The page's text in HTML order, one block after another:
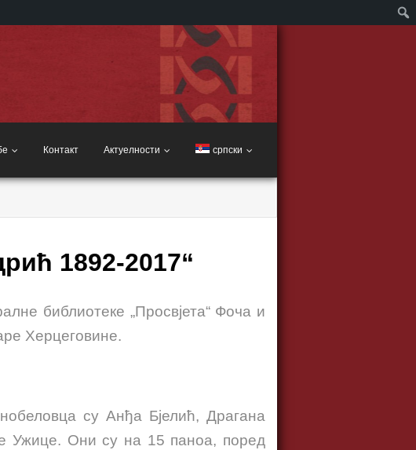
Контакт Актуелности српски
1892-2017“
библиотеке „Просвјета“ Фоча и
Херцеговине.
су Анђа Бјелић, Драгана
Ужице. Они су на 15 паноа, поред